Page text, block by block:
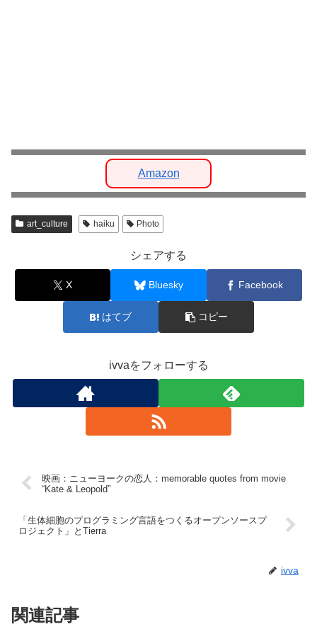
Amazon
art_culture haiku Photo
シェアする
X Bluesky Facebook
はてブ コピー
ivvaをフォローする
映画：ニューヨークの恋人：memorable quotes from movie
“Kate & Leopold”
「生体細胞のプログラミング言語をつくるオープンソースプ
ロジェクト」とTierra
ivva
関連記事